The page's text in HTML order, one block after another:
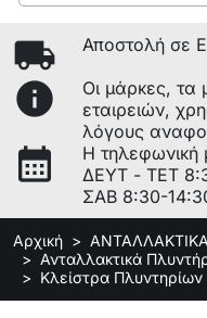
local_shipping Αποστολή σε
info
Οι μάρκες, τα
εταιρειών,
λόγους
calendar_month
Η τηλεφωνική
ΔΕΥΤ - ΤΕΤ
ΣΑΒ 8:30-
Αρχική
Ανταλλακτικά
Κλείστρα